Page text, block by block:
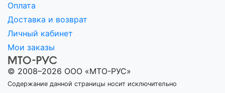
Оплата
Доставка и возврат
Личный кабинет
Мои заказы
© 2008–2026 ООО «МТО-РУС»
Содержание данной страницы носит исключительно